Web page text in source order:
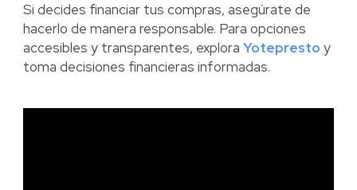
Si decides financiar tus compras, asegúrate de
hacerlo de manera responsable. Para opciones
accesibles y transparentes, explora Yotepresto y
toma decisiones financieras informadas.